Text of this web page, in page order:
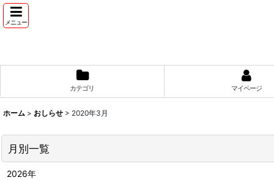
メニュー
カテゴリ マイページ
ホーム > おしらせ > 2020年3月
月別一覧
2026年